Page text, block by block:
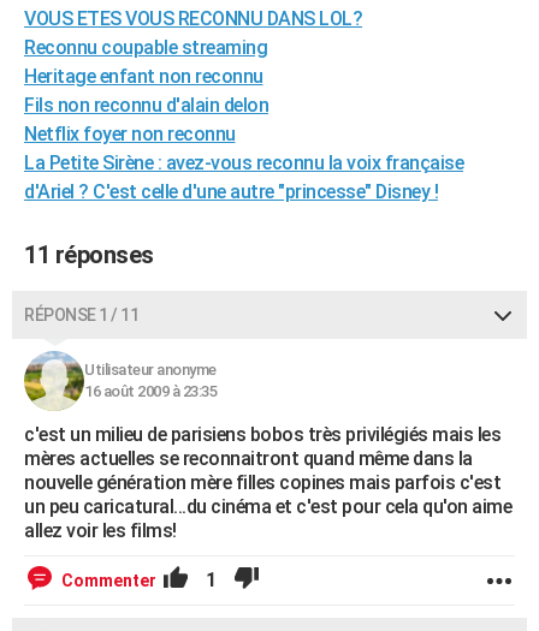
BONS PLANS
CARTE DE VOEUX
Carte de Noël
Carte Bonne année
Carte Saint-Valentin
Carte Pâques
Carte d'anniversaire
DICTIONNAIRE
PROGRAMME TV
Bricolage
Lifestyle
Culture
Sport
Auto
Television
Voyage
Cinema
VOUS ETES VOUS RECONNU DANS LOL?
Reconnu coupable streaming
Heritage enfant non reconnu
Fils non reconnu d'alain delon
Netflix foyer non reconnu
La Petite Sirène : avez-vous reconnu la voix française
d'Ariel ? C'est celle d'une autre "princesse" Disney !
11 réponses
RÉPONSE 1 / 11
Utilisateur anonyme
16 août 2009 à 23:35
c'est un milieu de parisiens bobos très privilégiés mais les
mères actuelles se reconnaitront quand même dans la
nouvelle génération mère filles copines mais parfois c'est
un peu caricatural...du cinéma et c'est pour cela qu'on aime
allez voir les films!
Commenter 1